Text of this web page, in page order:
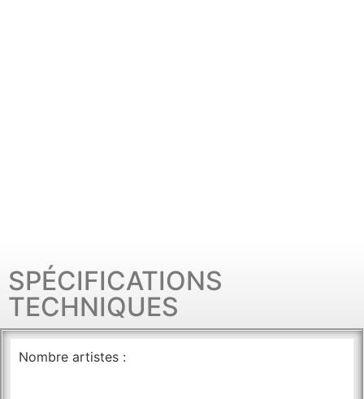
SPÉCIFICATIONS
TECHNIQUES
Nombre artistes :